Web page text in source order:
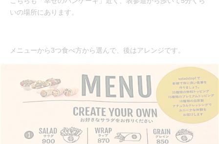
いの場所にあります。
メニューから3つ食べ方から選んで、後はアレンジです。